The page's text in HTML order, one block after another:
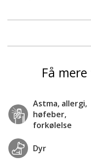
Få
Astma, allergi,
høfeber,
forkølelse
Dyr